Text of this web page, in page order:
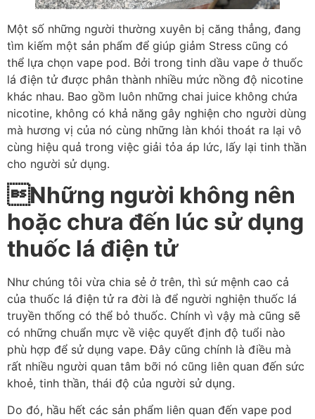
Một số những người thường xuyên bị căng thẳng, đang
tìm kiếm một sản phẩm để giúp giảm Stress cũng có
thể lựa chọn vape pod. Bởi trong tinh dầu vape ở thuốc
lá điện tử được phân thành nhiều mức nồng độ nicotine
khác nhau. Bao gồm luôn những chai juice không chứa
nicotine, không có khả năng gây nghiện cho người dùng
mà hương vị của nó cùng những làn khói thoát ra lại vô
cùng hiệu quả trong việc giải tỏa áp lức, lấy lại tinh thần
cho người sử dụng.
Những người không nên
hoặc chưa đến lúc sử dụng
thuốc lá điện tử
Như chúng tôi vừa chia sẻ ở trên, thì sứ mệnh cao cả
của thuốc lá điện tử ra đời là để người nghiện thuốc lá
truyền thống có thể bỏ thuốc. Chính vì vậy mà cũng sẽ
có những chuẩn mực về việc quyết định độ tuổi nào
phù hợp để sử dụng vape. Đây cũng chính là điều mà
rất nhiều người quan tâm bỡi nó cũng liên quan đến sức
khoẻ, tinh thần, thái độ của người sử dụng.
Do đó, hầu hết các sản phẩm liên quan đến vape pod